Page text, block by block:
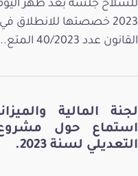
2023 خصصتها
القانون عدد 40/2023 المتع...
لجنة المالية
استماع حول مشروع
التعديلي لسنة 2023.